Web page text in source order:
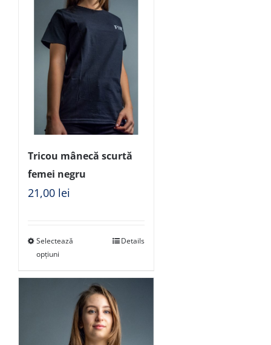
Tricou mânecă scurtă
femei negru
21,00 lei
Selectează
opțiuni
Details